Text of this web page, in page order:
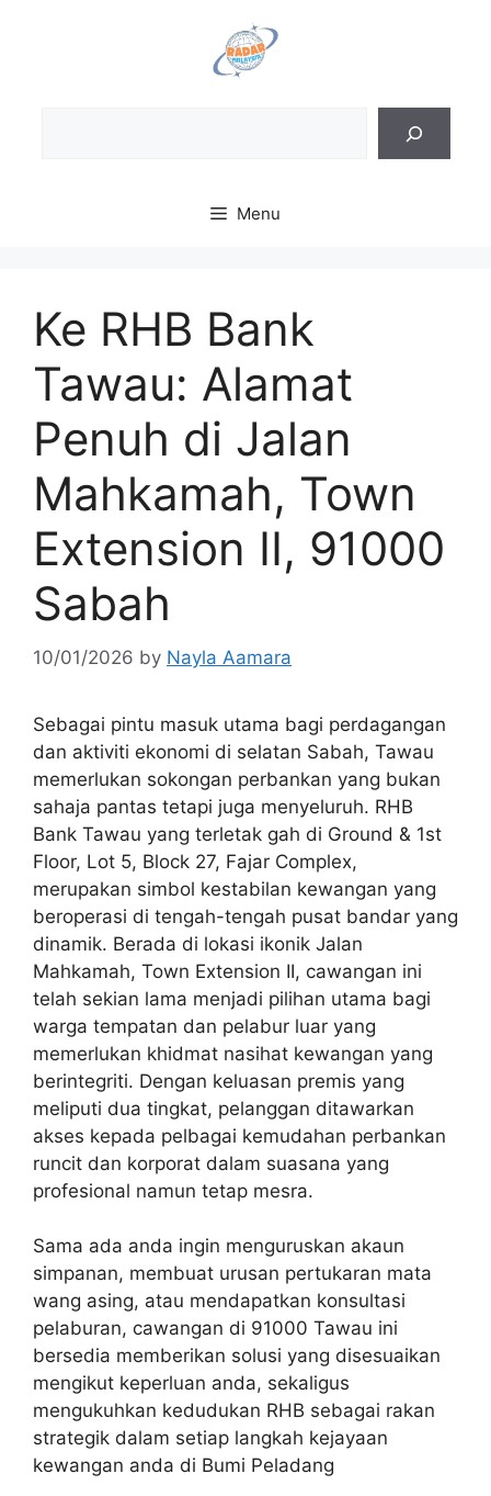
Menu
Ke RHB Bank
Tawau: Alamat
Penuh di Jalan
Mahkamah, Town
Extension II, 91000
Sabah
10/01/2026 by Nayla Aamara
Sebagai pintu masuk utama bagi perdagangan
dan aktiviti ekonomi di selatan Sabah, Tawau
memerlukan sokongan perbankan yang bukan
sahaja pantas tetapi juga menyeluruh. RHB
Bank Tawau yang terletak gah di Ground & 1st
Floor, Lot 5, Block 27, Fajar Complex,
merupakan simbol kestabilan kewangan yang
beroperasi di tengah-tengah pusat bandar yang
dinamik. Berada di lokasi ikonik Jalan
Mahkamah, Town Extension II, cawangan ini
telah sekian lama menjadi pilihan utama bagi
warga tempatan dan pelabur luar yang
memerlukan khidmat nasihat kewangan yang
berintegriti. Dengan keluasan premis yang
meliputi dua tingkat, pelanggan ditawarkan
akses kepada pelbagai kemudahan perbankan
runcit dan korporat dalam suasana yang
profesional namun tetap mesra.
Sama ada anda ingin menguruskan akaun
simpanan, membuat urusan pertukaran mata
wang asing, atau mendapatkan konsultasi
pelaburan, cawangan di 91000 Tawau ini
bersedia memberikan solusi yang disesuaikan
mengikut keperluan anda, sekaligus
mengukuhkan kedudukan RHB sebagai rakan
strategik dalam setiap langkah kejayaan
kewangan anda di Bumi Peladang